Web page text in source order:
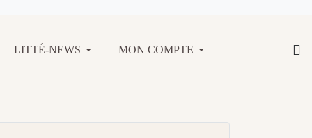
LITTÉ-NEWS MON COMPTE